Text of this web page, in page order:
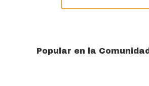
Popular en la Comunidad